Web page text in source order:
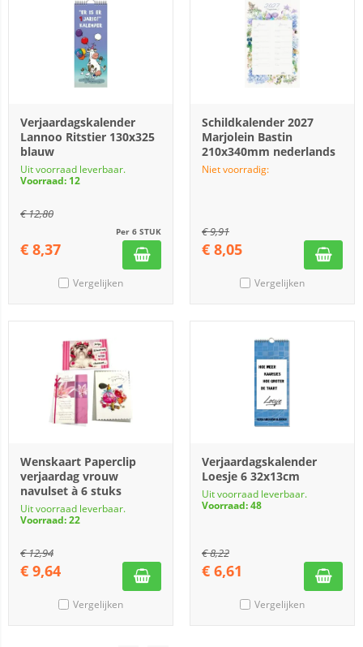
Verjaardagskalender
Lannoo Ritstier 130x325
blauw
Uit voorraad leverbaar.
Voorraad: 12
€12,80
Per 6 STUK
€ 8,37
Vergelijken
Schildkalender 2027
Marjolein Bastin
210x340mm nederlands
Niet voorradig:
€9,91
€ 8,05
Vergelijken
Wenskaart Paperclip
verjaardag vrouw
navulset à 6 stuks
Uit voorraad leverbaar.
Voorraad: 22
€12,94
€ 9,64
Vergelijken
Verjaardagskalender
Loesje 6 32x13cm
Uit voorraad leverbaar.
Voorraad: 48
€8,22
€ 6,61
Vergelijken